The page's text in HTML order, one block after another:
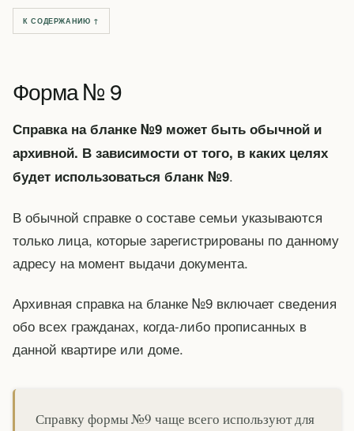
К СОДЕРЖАНИЮ ↑
Форма № 9
Справка на бланке №9 может быть обычной и
архивной. В зависимости от того, в каких целях
будет использоваться бланк №9.
В обычной справке о составе семьи указываются
только лица, которые зарегистрированы по данному
адресу на момент выдачи документа.
Архивная справка на бланке №9 включает сведения
обо всех гражданах, когда-либо прописанных в
данной квартире или доме.
Справку формы №9 чаще всего используют для